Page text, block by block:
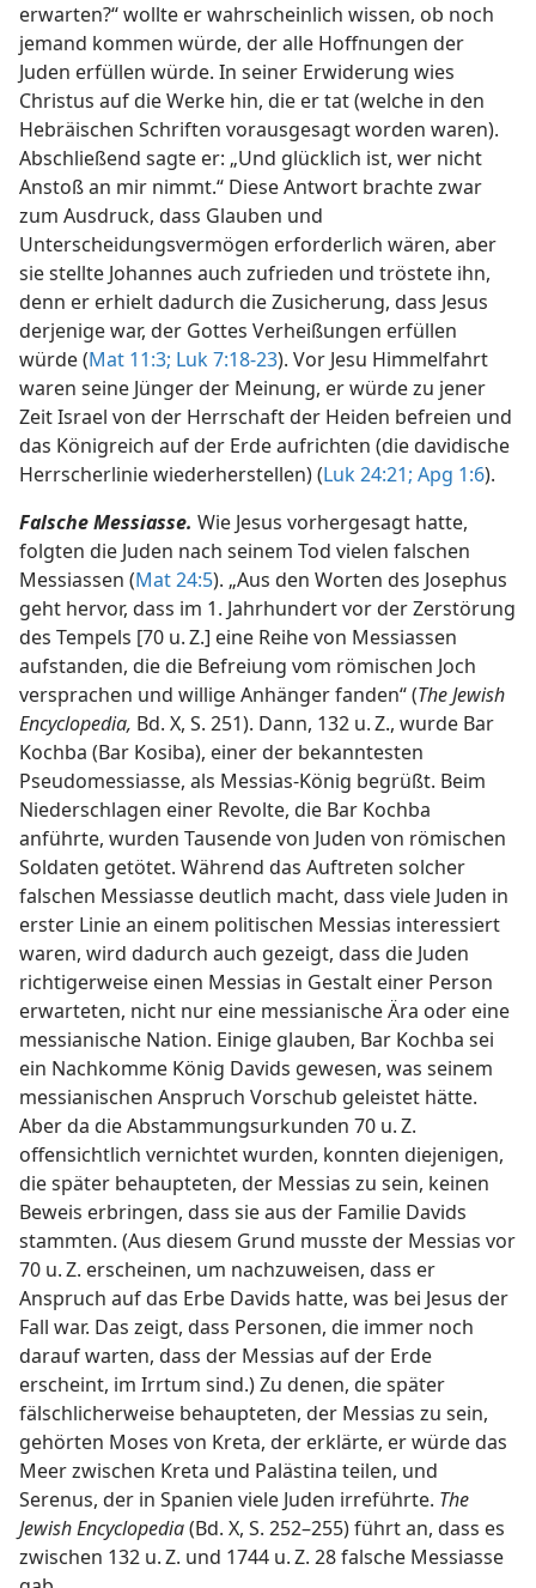
erwarten?“ wollte er wahrscheinlich wissen, ob noch
jemand kommen würde, der alle Hoffnungen der
Juden erfüllen würde. In seiner Erwiderung wies
Christus auf die Werke hin, die er tat (welche in den
Hebräischen Schriften vorausgesagt worden waren).
Abschließend sagte er: „Und glücklich ist, wer nicht
Anstoß an mir nimmt.“ Diese Antwort brachte zwar
zum Ausdruck, dass Glauben und
Unterscheidungsvermögen erforderlich wären, aber
sie stellte Johannes auch zufrieden und tröstete ihn,
denn er erhielt dadurch die Zusicherung, dass Jesus
derjenige war, der Gottes Verheißungen erfüllen
würde (Mat 11:3; Luk 7:18-23). Vor Jesu Himmelfahrt
waren seine Jünger der Meinung, er würde zu jener
Zeit Israel von der Herrschaft der Heiden befreien und
das Königreich auf der Erde aufrichten (die davidische
Herrscherlinie wiederherstellen) (Luk 24:21; Apg 1:6).
Falsche Messiasse. Wie Jesus vorhergesagt hatte,
folgten die Juden nach seinem Tod vielen falschen
Messiassen (Mat 24:5). „Aus den Worten des Josephus
geht hervor, dass im 1. Jahrhundert vor der Zerstörung
des Tempels [70 u. Z.] eine Reihe von Messiassen
aufstanden, die die Befreiung vom römischen Joch
versprachen und willige Anhänger fanden“ (The Jewish
Encyclopedia, Bd. X, S. 251). Dann, 132 u. Z., wurde Bar
Kochba (Bar Kosiba), einer der bekanntesten
Pseudomessiasse, als Messias-König begrüßt. Beim
Niederschlagen einer Revolte, die Bar Kochba
anführte, wurden Tausende von Juden von römischen
Soldaten getötet. Während das Auftreten solcher
falschen Messiasse deutlich macht, dass viele Juden in
erster Linie an einem politischen Messias interessiert
waren, wird dadurch auch gezeigt, dass die Juden
richtigerweise einen Messias in Gestalt einer Person
erwarteten, nicht nur eine messianische Ära oder eine
messianische Nation. Einige glauben, Bar Kochba sei
ein Nachkomme König Davids gewesen, was seinem
messianischen Anspruch Vorschub geleistet hätte.
Aber da die Abstammungsurkunden 70 u. Z.
offensichtlich vernichtet wurden, konnten diejenigen,
die später behaupteten, der Messias zu sein, keinen
Beweis erbringen, dass sie aus der Familie Davids
stammten. (Aus diesem Grund musste der Messias vor
70 u. Z. erscheinen, um nachzuweisen, dass er
Anspruch auf das Erbe Davids hatte, was bei Jesus der
Fall war. Das zeigt, dass Personen, die immer noch
darauf warten, dass der Messias auf der Erde
erscheint, im Irrtum sind.) Zu denen, die später
fälschlicherweise behaupteten, der Messias zu sein,
gehörten Moses von Kreta, der erklärte, er würde das
Meer zwischen Kreta und Palästina teilen, und
Serenus, der in Spanien viele Juden irreführte. The
Jewish Encyclopedia(Bd. X, S. 252–255) führt an, dass es
zwischen 132 u. Z. und 1744 u. Z. 28 falsche Messiasse